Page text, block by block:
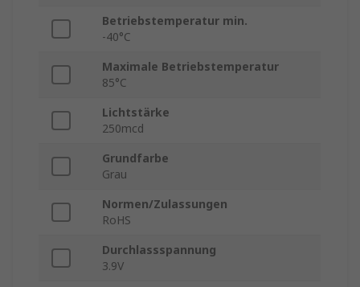
Betriebstemperatur min.
-40°C
Maximale Betriebstemperatur
85°C
Lichtstärke
250mcd
Grundfarbe
Grau
Normen/Zulassungen
RoHS
Durchlassspannung
3.9V